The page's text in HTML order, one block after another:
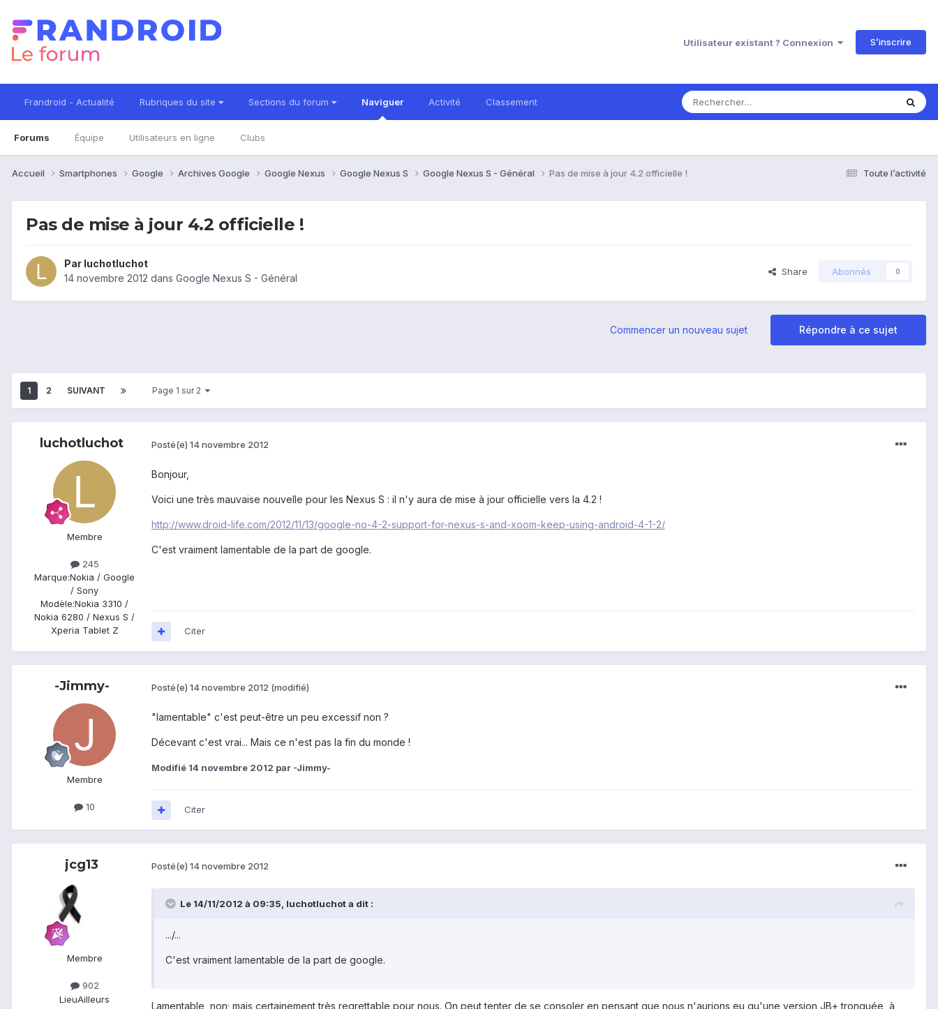
Utilisateur existant ? Connexion S’inscrire
Frandroid - Actualité Rubriques du site Sections du forum Naviguer
Forums Équipe Utilisateurs en ligne Clubs
Activité Classement
Toute l’activité
Accueil Smartphones Google Archives Google Google Nexus Google Nexus S Google Nexus S - Général Pas de mise à jour 4.2 officielle !
Pas de mise à jour 4.2 officielle !
Par luchotluchot
14 novembre 2012 dans Google Nexus S - Général
Share Abonnés 0
Répondre à ce sujet
Commencer un nouveau sujet
1 2 SUIVANT Page 1 sur 2
luchotluchot
Membre
245
Marque:Nokia / Google
/ Sony
Modèle:Nokia 3310 /
Nokia 6280 / Nexus S /
Xperia Tablet Z
Posté(e) 14 novembre 2012
Bonjour,
Voici une très mauvaise nouvelle pour les Nexus S : il n'y aura de mise à jour officielle vers la 4.2 !
http://www.droid-life.com/2012/11/13/google-no-4-2-support-for-nexus-s-and-xoom-keep-using-android-4-1-2/
C'est vraiment lamentable de la part de google.
Citer
-Jimmy-
Membre
10
Posté(e) 14 novembre 2012 (modifié)
"lamentable" c'est peut-être un peu excessif non ?
Décevant c'est vrai... Mais ce n'est pas la fin du monde !
Modifié 14 novembre 2012 par -Jimmy-
Citer
jcg13
Membre
902
LieuAilleurs
Posté(e) 14 novembre 2012
Le 14/11/2012 à 09:35, luchotluchot a dit :
.../...
C'est vraiment lamentable de la part de google.
Lamentable, non; mais certainement très regrettable pour nous. On peut tenter de se consoler en pensant que nous n'aurions eu qu'une version JB+ tronquée, à